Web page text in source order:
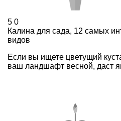
5 0
Калина для сада, 12 самых
видов
Если вы ищете цветущий
ваш ландшафт весной, даст